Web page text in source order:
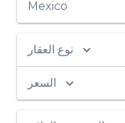
Mexico
نوع العقار
السعر